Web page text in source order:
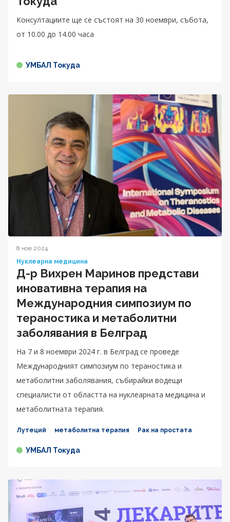
Консултациите ще се състоят на 30 ноември, събота,
от 10.00 до 14.00 чaса
УМБАЛ Токуда
8 ное 2024
Нуклеарна медицина
Д-р Вихрен Маринов представи
иновативна терапия на
Международния симпозиум по
тераностика и метаболитни
заболявания в Белград
На 7 и 8 ноември 2024 г. в Белград се проведе
Международният симпозиум по тераностика и
метаболитни заболявания, събирайки водещи
специалисти от областта на нуклеарната медицина и
метаболитната терапия.
Лутеций метаболитна терапия Рак на простата
УМБАЛ Токуда